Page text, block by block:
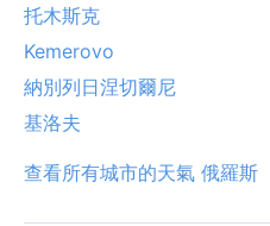
托木斯克
Kemerovo
納別列日涅切爾尼
基洛夫
查看所有城市的天氣 俄羅斯